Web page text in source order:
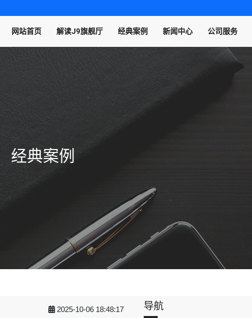
网站首页 解读J9旗舰厅 经典案例 新闻中心 公司服务
经典案例
2025-10-06 18:48:17 导航